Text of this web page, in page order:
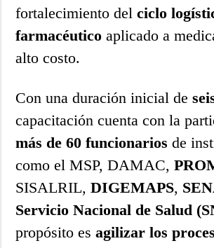
fortalecimiento delciclo
farmacéutico aplicado a
alto costo.
Con una duración inicial de
capacitación cuenta con la
más de 60 funcionarios de
como el MSP, DAMAC,
SISALRIL,DIGEMAPS,
Servicio Nacional de Salud
propósito esagilizar los